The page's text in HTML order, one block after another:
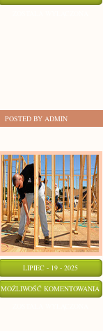
POSTED BY ADMIN
LIPIEC - 19 - 2025
MOŻLIWOŚĆ KOMENTOWANIA